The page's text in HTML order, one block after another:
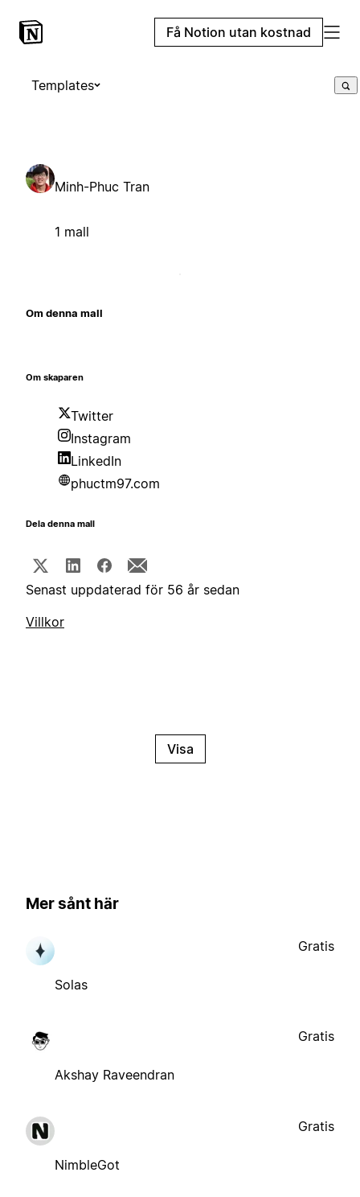
Få Notion utan kostnad
Templates
Minh-Phuc Tran
1 mall
Om denna mall
Om skaparen
Twitter
Instagram
LinkedIn
phuctm97.com
Dela denna mall
Senast uppdaterad för 56 år sedan
Villkor
Visa
Mer sånt här
Solas
Gratis
Akshay Raveendran
Gratis
NimbleGot
Gratis